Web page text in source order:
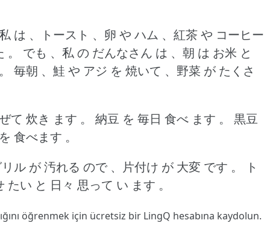
は 、トースト 、卵 や ハム 、紅茶 や コーヒー
でも 、私 の だんなさん は 、朝 は お米 と
毎朝 、鮭 や アジ を 焼いて 、野菜 が たくさ
て 炊き ます 。
納豆 を 毎日 食べ ます 。
黒豆
食べます 。
ル が 汚れる ので 、片付け が 大変 です 。
ト
い と 日々 思って い ます 。
öğrenmek için ücretsiz bir LingQ hesabına kaydolun.